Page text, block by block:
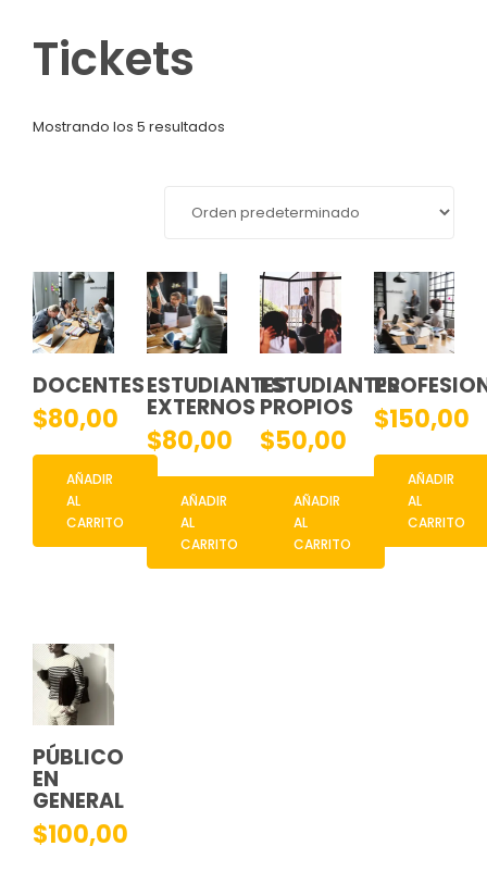
Tickets
Mostrando los 5 resultados
DOCENTES
$80,00
AÑADIR
AL
CARRITO
ESTUDIANTES
EXTERNOS
$80,00
AÑADIR
AL
CARRITO
ESTUDIANTES
PROPIOS
$50,00
AÑADIR
AL
CARRITO
$150,00
AÑADIR
AL
CARRITO
PÚBLICO
EN
GENERAL
$100,00